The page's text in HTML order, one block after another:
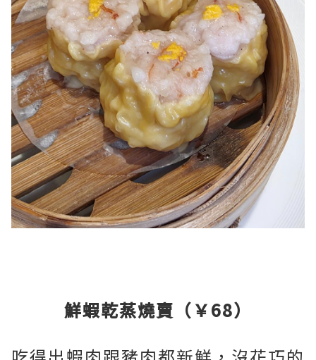
鮮蝦乾蒸燒賣（￥68）